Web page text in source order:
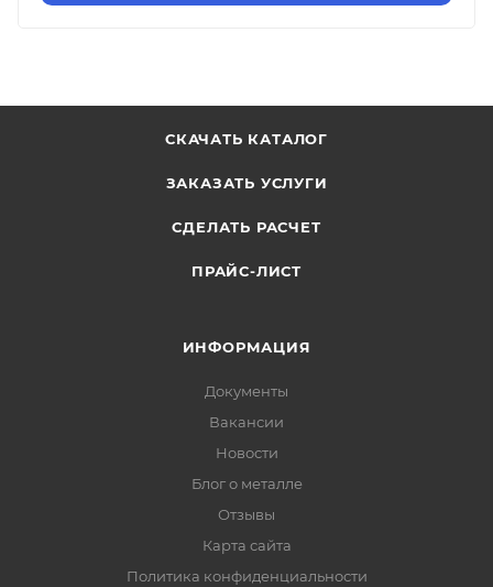
СКАЧАТЬ КАТАЛОГ
ЗАКАЗАТЬ УСЛУГИ
СДЕЛАТЬ РАСЧЕТ
ПРАЙС-ЛИСТ
ИНФОРМАЦИЯ
Документы
Вакансии
Новости
Блог о металле
Отзывы
Карта сайта
Политика конфиденциальности